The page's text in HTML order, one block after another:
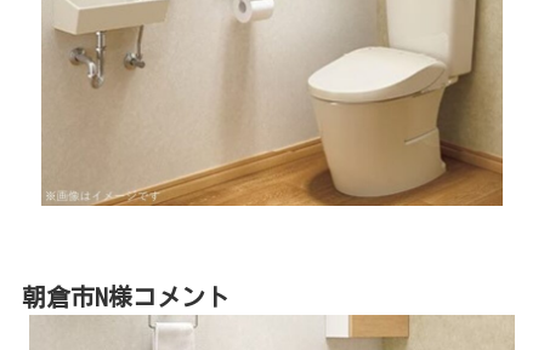
朝倉市N様コメント